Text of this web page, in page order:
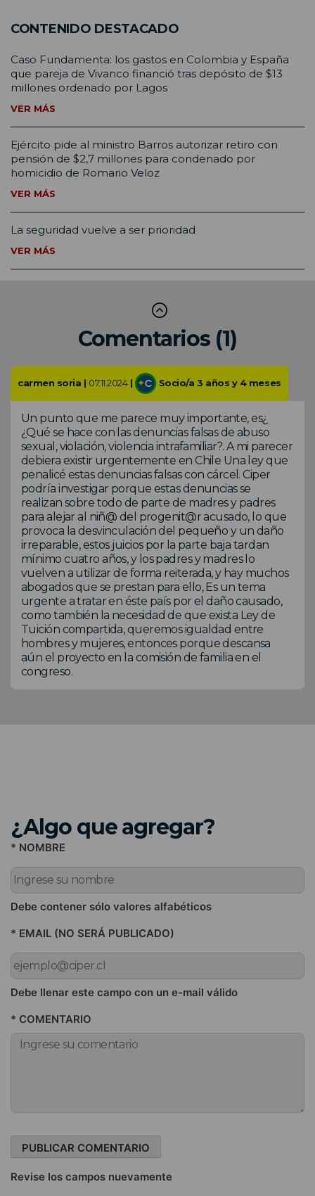
CONTENIDO DESTACADO
Caso Fundamenta: los gastos en Colombia y España
que pareja de Vivanco financió tras depósito de $13
millones ordenado por Lagos
VER MÁS
Ejército pide al ministro Barros autorizar retiro con
pensión de $2,7 millones para condenado por
homicidio de Romario Veloz
VER MÁS
La seguridad vuelve a ser prioridad
VER MÁS
Comentarios (1)
carmen soria | 07.11.2024| Socio/a 3 años y 4 meses
Un punto que me parece muy importante, es¿
¿Qué se hace con las denuncias falsas de abuso
sexual, violación, violencia intrafamiliar?. A mi parecer
debiera existir urgentemente en Chile Una ley que
penalicé estas denuncias falsas con cárcel. Ciper
podría investigar porque estas denuncias se
realizan sobre todo de parte de madres y padres
para alejar al niñ@ del progenit@r acusado, lo que
provoca la desvinculación del pequeño y un daño
irreparable, estos juicios por la parte baja tardan
mínimo cuatro años, y los padres y madres lo
vuelven a utilizar de forma reiterada, y hay muchos
abogados que se prestan para ello, Es un tema
urgente a tratar en éste país por el daño causado,
como también la necesidad de que exista Ley de
Tuición compartida, queremos igualdad entre
hombres y mujeres, entonces porque descansa
aún el proyecto en la comisión de familia en el
congreso.
¿Algo que agregar?
* NOMBRE
Debe contener sólo valores alfabéticos
* EMAIL (NO SERÁ PUBLICADO)
Debe llenar este campo con un e-mail válido
* COMENTARIO
Revise los campos nuevamente